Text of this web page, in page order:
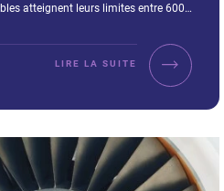
atteignent leurs limites entre 600…
LIRE LA SUITE